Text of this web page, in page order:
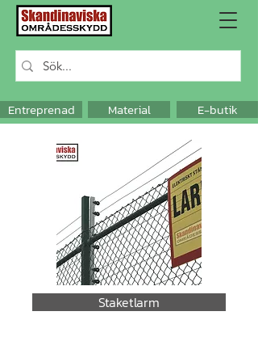
Entreprenad Material E-butik
Staketlarm